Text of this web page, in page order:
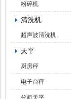
粉碎机
清洗机
超声波清洗机
天平
厨房秤
电子台秤
分析天平